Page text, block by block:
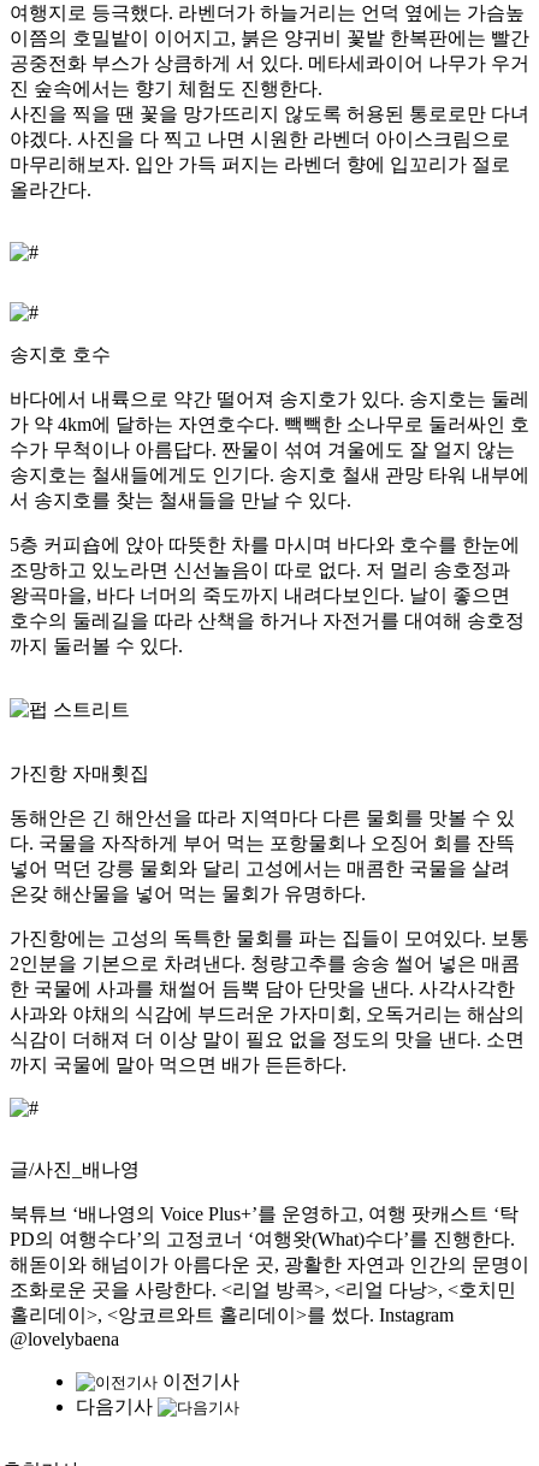
여행지로 등극했다. 라벤더가 하늘거리는 언덕 옆에는 가슴높
이쯤의 호밀밭이 이어지고, 붉은 양귀비 꽃밭 한복판에는 빨간
공중전화 부스가 상큼하게 서 있다. 메타세콰이어 나무가 우거
진 숲속에서는 향기 체험도 진행한다.
사진을 찍을 땐 꽃을 망가뜨리지 않도록 허용된 통로로만 다녀
야겠다. 사진을 다 찍고 나면 시원한 라벤더 아이스크림으로
마무리해보자. 입안 가득 퍼지는 라벤더 향에 입꼬리가 절로
올라간다.
송지호 호수
바다에서 내륙으로 약간 떨어져 송지호가 있다. 송지호는 둘레
가 약 4km에 달하는 자연호수다. 빽빽한 소나무로 둘러싸인 호
수가 무척이나 아름답다. 짠물이 섞여 겨울에도 잘 얼지 않는
송지호는 철새들에게도 인기다. 송지호 철새 관망 타워 내부에
서 송지호를 찾는 철새들을 만날 수 있다.
5층 커피숍에 앉아 따뜻한 차를 마시며 바다와 호수를 한눈에
조망하고 있노라면 신선놀음이 따로 없다. 저 멀리 송호정과
왕곡마을, 바다 너머의 죽도까지 내려다보인다. 날이 좋으면
호수의 둘레길을 따라 산책을 하거나 자전거를 대여해 송호정
까지 둘러볼 수 있다.
가진항 자매횟집
동해안은 긴 해안선을 따라 지역마다 다른 물회를 맛볼 수 있
다. 국물을 자작하게 부어 먹는 포항물회나 오징어 회를 잔뜩
넣어 먹던 강릉 물회와 달리 고성에서는 매콤한 국물을 살려
온갖 해산물을 넣어 먹는 물회가 유명하다.
가진항에는 고성의 독특한 물회를 파는 집들이 모여있다. 보통
2인분을 기본으로 차려낸다. 청량고추를 송송 썰어 넣은 매콤
한 국물에 사과를 채썰어 듬뿍 담아 단맛을 낸다. 사각사각한
사과와 야채의 식감에 부드러운 가자미회, 오독거리는 해삼의
식감이 더해져 더 이상 말이 필요 없을 정도의 맛을 낸다. 소면
까지 국물에 말아 먹으면 배가 든든하다.
글/사진_배나영
북튜브 ‘배나영의 Voice Plus+’를 운영하고, 여행 팟캐스트 ‘탁
PD의 여행수다’의 고정코너 ‘여행왓(What)수다’를 진행한다.
해돋이와 해넘이가 아름다운 곳, 광활한 자연과 인간의 문명이
조화로운 곳을 사랑한다. <리얼 방콕>, <리얼 다낭>, <호치민
홀리데이>, <앙코르와트 홀리데이>를 썼다. Instagram
@lovelybaena
이전기사
다음기사